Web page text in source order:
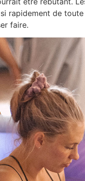
rapidement de
faire.